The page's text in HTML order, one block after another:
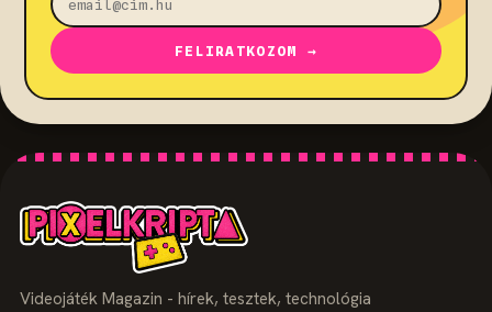
FELIRATKOZOM →
Videojáték Magazin - hírek, tesztek, technológia